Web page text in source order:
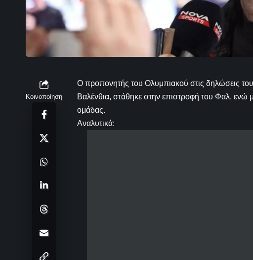
Κοινοποίηση
Ο προπονητής του Ολυμπιακού στις δηλώσεις
Βαλένθια, στάθηκε στην επιστροφή του Φαλ, ενώ
ομάδας.
Αναλυτικά: